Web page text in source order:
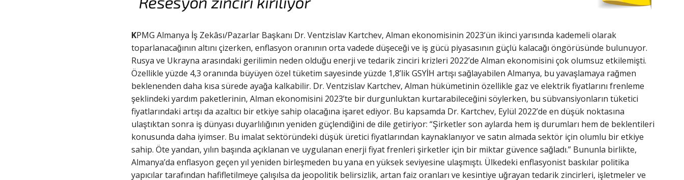
KPMG Almanya İş Zekâsı/Pazarlar Başkanı Dr. Ventzislav Kartchev, Alman ekonomisinin 2023’ün ikinci yarısında kademeli olarak
toparlanacağının altını çizerken, enflasyon oranının orta vadede düşeceği ve iş gücü piyasasının güçlü kalacağı öngörüsünde bulunuyor.
Rusya ve Ukrayna arasındaki gerilimin neden olduğu enerji ve tedarik zinciri krizleri 2022’de Alman ekonomisini çok olumsuz etkilemişti.
Özellikle yüzde 4,3 oranında büyüyen özel tüketim sayesinde yüzde 1,8’lik GSYİH artışı sağlayabilen Almanya, bu yavaşlamaya rağmen
beklenenden daha kısa sürede ayağa kalkabilir. Dr. Ventzislav Kartchev, Alman hükümetinin özellikle gaz ve elektrik fiyatlarını frenleme
şeklindeki yardım paketlerinin, Alman ekonomisini 2023’te bir durgunluktan kurtarabileceğini söylerken, bu sübvansiyonların tüketici
fiyatlarındaki artışı da azaltıcı bir etkiye sahip olacağına işaret ediyor. Bu kapsamda Dr. Kartchev, Eylül 2022’de en düşük noktasına
ulaştıktan sonra iş dünyası duyarlılığının yeniden güçlendiğini de dile getiriyor: “Şirketler son aylarda hem iş durumları hem de beklentileri
konusunda daha iyimser. Bu imalat sektöründeki düşük üretici fiyatlarından kaynaklanıyor ve satın almada sektör için olumlu bir etkiye
sahip. Öte yandan, yılın başında açıklanan ve uygulanan enerji fiyat frenleri şirketler için bir miktar güvence sağladı.” Bununla birlikte,
Almanya’da enflasyon geçen yıl yeniden birleşmeden bu yana en yüksek seviyesine ulaşmıştı. Ülkedeki enflasyonist baskılar politika
yapıcılar tarafından hafifletilmeye çalışılsa da jeopolitik belirsizlik, artan faiz oranları ve kesintiye uğrayan tedarik zincirleri, işletmeler ve